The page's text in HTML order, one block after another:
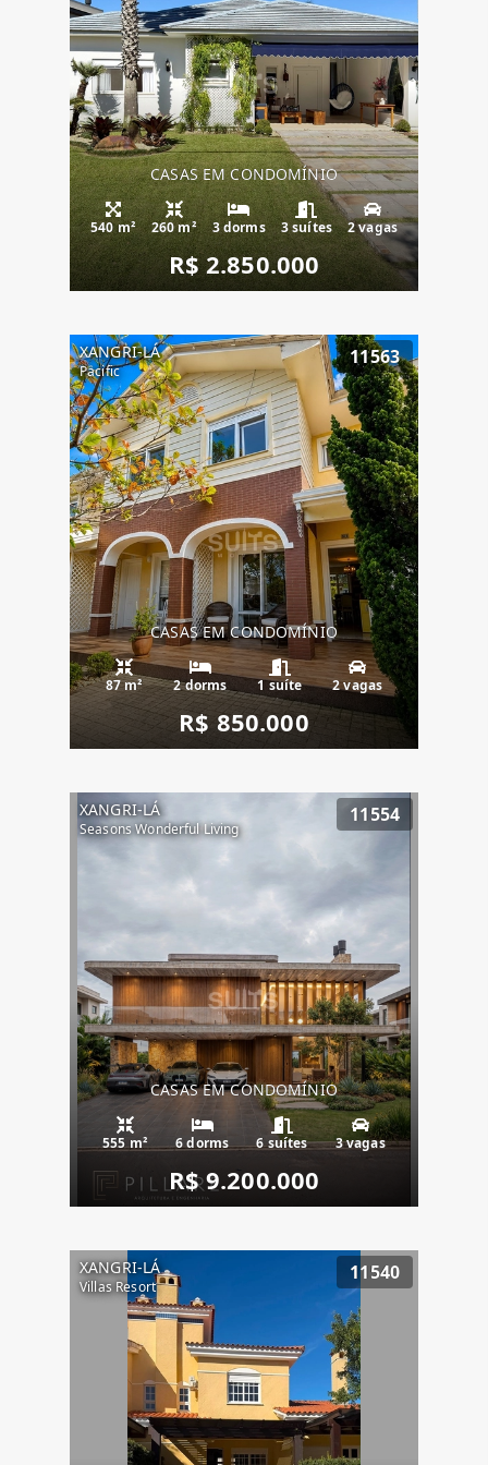
CASAS EM CONDOMÍNIO
540 m² 260 m² 3 dorms 3 suítes 2 vagas
R$ 2.850.000
XANGRI-LÁ
Pacific
11563
CASAS EM CONDOMÍNIO
87 m² 2 dorms 1 suíte 2 vagas
R$ 850.000
XANGRI-LÁ
Seasons Wonderful Living
11554
CASAS EM CONDOMÍNIO
555 m² 6 dorms 6 suítes 3 vagas
R$ 9.200.000
XANGRI-LÁ
Villas Resort
11540